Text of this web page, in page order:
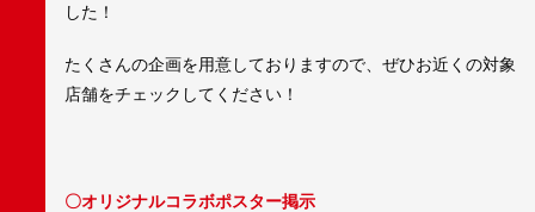
した！
たくさんの企画を用意しておりますので、ぜひお近くの対象
店舗をチェックしてください！
〇オリジナルコラボポスター掲示